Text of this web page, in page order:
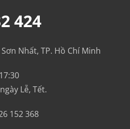
424
Nhất, TP. Hồ Chí Minh
Lễ, Tết.
152 368